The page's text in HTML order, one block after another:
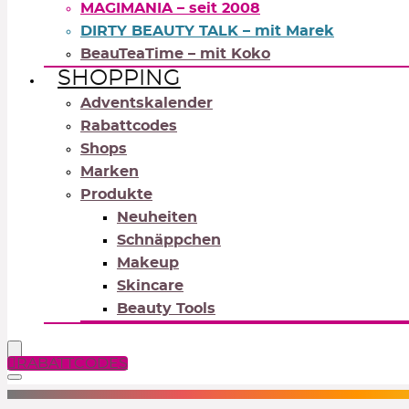
MAGIMANIA – seit 2008
DIRTY BEAUTY TALK – mit Marek
BeauTeaTime – mit Koko
SHOPPING
Adventskalender
Rabattcodes
Shops
Marken
Produkte
Neuheiten
Schnäppchen
Makeup
Skincare
Beauty Tools
RABATTCODES